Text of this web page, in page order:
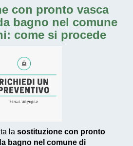
con pronto vasca
bagno nel comune
come si procede
la sostituzione con pronto
bagno nel comune di